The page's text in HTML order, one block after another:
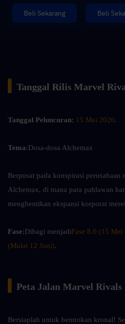
Beli Sekarang Beli
Tanggal Rilis Marvel
Tanggal Peluncuran: 15 Mei 2026.
Tema:Dosa-dosa Alchemax
Berpusat pada konspirasi perusahaan
Alchemax, di mana para pahlawan
menghentikan ekspansi korporat
Fase:Dibagi menjadiFase 8.0 (15 Mei
(Mulai 12 Juni).
Peta Jalan Marvel Rivals
Bersiaplah untuk bentrokan kronal!